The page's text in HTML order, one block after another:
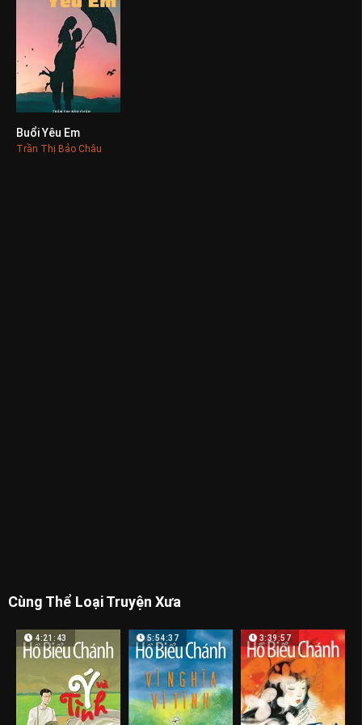
Buổi Yêu Em
Trần Thị Bảo Châu
Cùng Thể Loại Truyện Xưa
4:21:43 5:54:37 3:39:57